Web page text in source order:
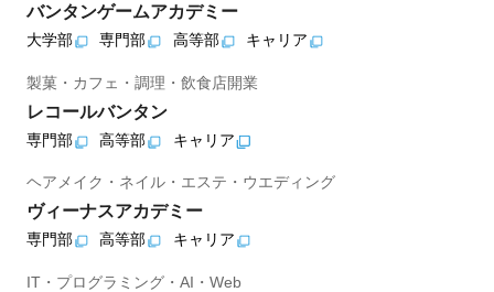
バンタンゲームアカデミー
大学部 専門部 高等部 キャリア
製菓・カフェ・調理・飲食店開業
レコールバンタン
専門部 高等部 キャリア
ヘアメイク・ネイル・エステ・ウエディング
ヴィーナスアカデミー
専門部 高等部 キャリア
IT・プログラミング・AI・Web